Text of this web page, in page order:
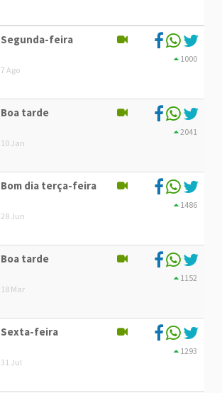
Segunda-feira
7 Ago
1000
Boa tarde
10 Jan
2041
Bom dia terça-feira
28 Jun
1486
Boa tarde
18 Mar
1152
Sexta-feira
31 Jul
1293